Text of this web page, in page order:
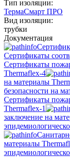
Тип изоляции:
ТермаСмарт ПРО
Вид изоляции:
трубки
Документация
Сертификаты
Сертификаты
Thermaflex-4
на материалы
безопасности на
Сертификаты
Thermaflex-1
заключение на
материалы